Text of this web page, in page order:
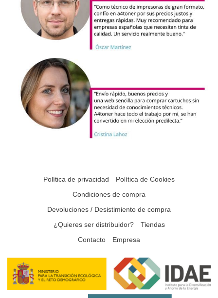
Política de privacidad
Política de Cookies
Condiciones de compra
Devoluciones / Desistimiento de compra
¿Quieres ser distribuidor?
Tiendas
Contacto
Empresa